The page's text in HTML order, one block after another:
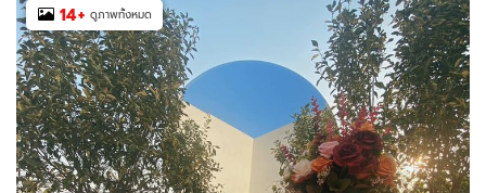
14+ ดูภาพทั้งหมด